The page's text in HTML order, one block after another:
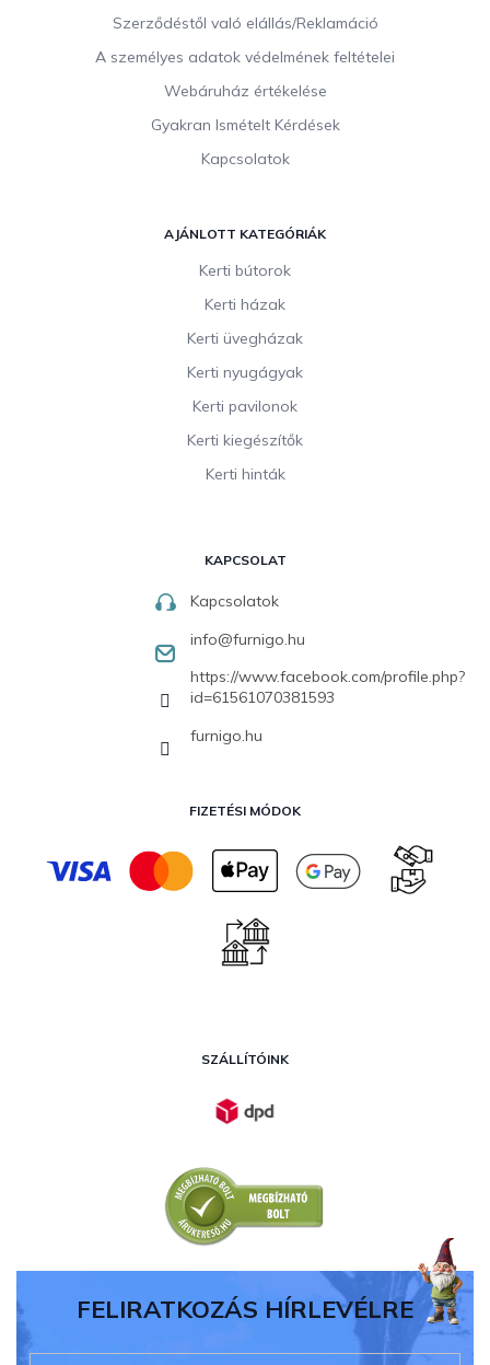
Szerződéstől való elállás/Reklamáció
A személyes adatok védelmének feltételei
Webáruház értékelése
Gyakran Ismételt Kérdések
Kapcsolatok
AJÁNLOTT KATEGÓRIÁK
Kerti bútorok
Kerti házak
Kerti üvegházak
Kerti nyugágyak
Kerti pavilonok
Kerti kiegészítők
Kerti hinták
KAPCSOLAT
Kapcsolatok
info@furnigo.hu
https://www.facebook.com/profile.php?
id=61561070381593
furnigo.hu
FIZETÉSI MÓDOK
SZÁLLÍTÓINK
FELIRATKOZÁS HÍRLEVÉLRE